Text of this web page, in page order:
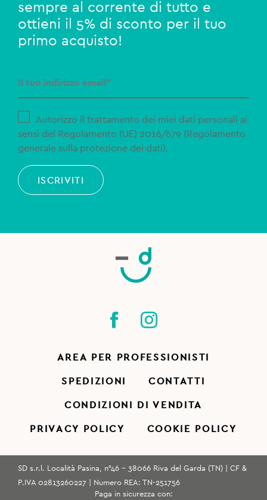
sempre al corrente di tutto e
ottieni il 5% di sconto per il tuo
primo acquisto!
Autorizzo il trattamento dei miei dati personali ai
sensi del Regolamento (UE) 2016/679 (Regolamento
generale sulla protezione dei dati).
ISCRIVITI
AREA PER PROFESSIONISTI
SPEDIZIONI CONTATTI
CONDIZIONI DI VENDITA
PRIVACY POLICY COOKIE POLICY
SD s.r.l. Località Pasina, n°46 - 38066 Riva del Garda (TN) | CF &
P.IVA 02813260227 | Numero REA: TN-251756
Paga in sicurezza con: